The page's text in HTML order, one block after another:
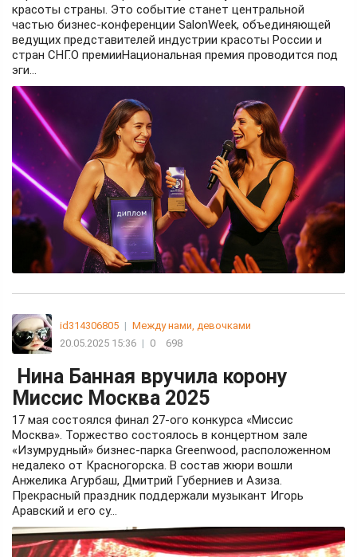
красоты страны. Это событие станет центральной
частью бизнес-конференции SalonWeek, объединяющей
ведущих представителей индустрии красоты России и
стран СНГ.О премииНациональная премия проводится под
эги...
id314306805 | Между нами, девочками
20.05.2025 15:36 | 0 698
Нина Банная вручила корону
Миссис Москва 2025
17 мая состоялся финал 27-ого конкурса «Миссис
Москва». Торжество состоялось в концертном зале
«Изумрудный» бизнес-парка Greenwood, расположенном
недалеко от Красногорска. В состав жюри вошли
Анжелика Агурбаш, Дмитрий Губерниев и Азиза.
Прекрасный праздник поддержали музыкант Игорь
Аравский и его су...